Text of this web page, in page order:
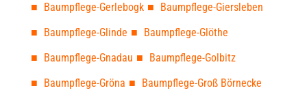
Baumpflege-Gerlebogk
Baumpflege-Giersleben
Baumpflege-Glinde
Baumpflege-Glöthe
Baumpflege-Gnadau
Baumpflege-Golbitz
Baumpflege-Gröna
Baumpflege-Groß Börnecke